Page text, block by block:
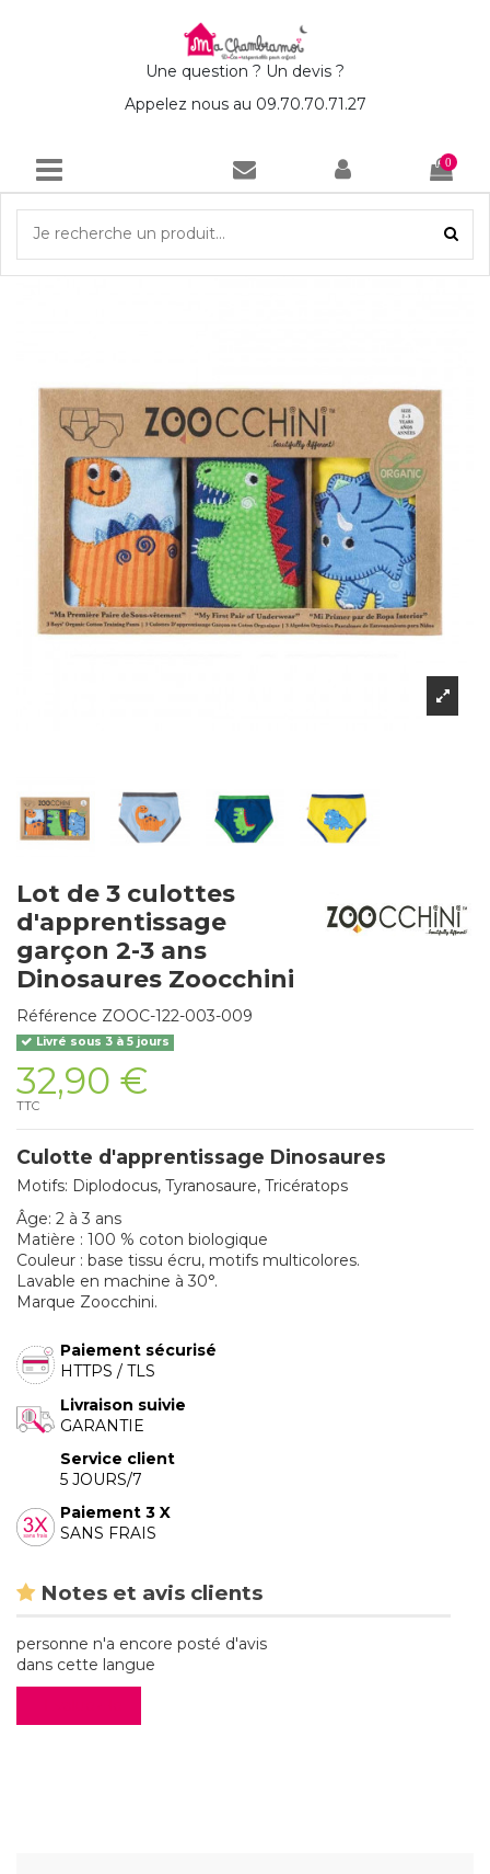
Une question ? Un devis ?
Appelez nous au 09.70.70.71.27
0
Accueil
Lot de 3 culottes d'apprentissage garçon 2-3 ans
Dinosaures Zoocchini
Lot de 3 culottes
d'apprentissage
garçon 2-3 ans
Dinosaures Zoocchini
Référence ZOOC-122-003-009
Livré sous 3 à 5 jours
32,90 €
TTC
Culotte d'apprentissage Dinosaures
Motifs: Diplodocus, Tyranosaure, Tricératops
Âge: 2 à 3 ans
Matière : 100 % coton biologique
Couleur : base tissu écru, motifs multicolores.
Lavable en machine à 30°.
Marque Zoocchini.
Paiement sécurisé
HTTPS / TLS
Livraison suivie
GARANTIE
Service client
5 JOURS/7
Paiement 3 X
SANS FRAIS
Notes et avis clients
personne n'a encore posté d'avis
dans cette langue